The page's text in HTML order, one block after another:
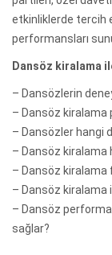
etkinliklerde tercih
performansları
Dansöz kiralama
– Dansözlerin
– Dansöz kiralama
– Dansözler hangi
– Dansöz kiralama
– Dansöz kiralama
– Dansöz kiralama
– Dansöz
sağlar?